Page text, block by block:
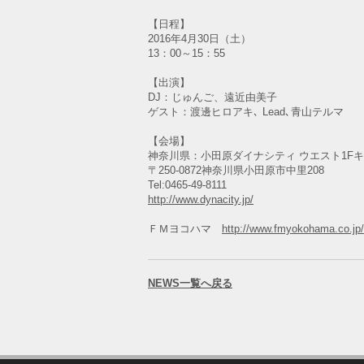
【日程】
2016年4月30日（土）
13：00～15：55
【出演】
DJ：じゅんご、遠近由美子
ゲスト：渡邊ヒロアキ､ Lead､青山テルマ
【会場】
神奈川県：小田原ダイナシティ ウエスト1F
〒250-0872神奈川県小田原市中里208
Tel:0465-49-8111
http://www.dynacity.jp/
ＦＭヨコハマ http://www.fmyokohama.co.jp/
NEWS一覧へ戻る